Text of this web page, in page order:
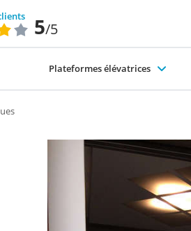
5/5
Plateformes élévatrices